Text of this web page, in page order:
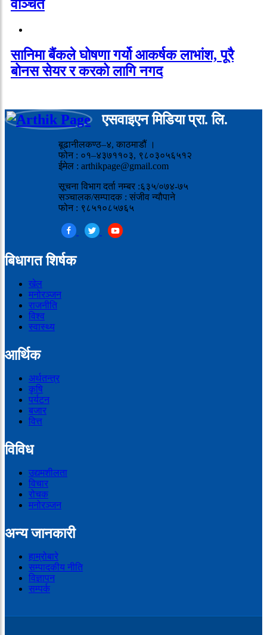
वञ्चित
सानिमा बैंकले घोषणा गर्यो आकर्षक लाभांश, पूरै
बोनस सेयर र करको लागि नगद
एसवाइएन मिडिया प्रा. लि.
बूढानीलकण्ठ–४, काठमाडौं ।
फोन : ०१–४३७११०३, ९८०३०५६५१२
ईमेल : arthikpage@gmail.com
सूचना विभाग दर्ता नम्बर :६३५/०७४-७५
सञ्चालक/सम्पादक : संजीव न्यौपाने
फोन : ९८५१०८५७६५
बिधागत शिर्षक
खेल
मनोरञ्जन
राजनीति
विश्व
स्वास्थ्य
आर्थिक
अर्थतन्त्र
कृषि
पर्यटन
बजार
वित्त
विविध
उद्यमशीलता
विचार
रोचक
मनोरञ्जन
अन्य जानकारी
हाम्रोबारे
सम्पादकीय नीति
विज्ञापन
सम्पर्क